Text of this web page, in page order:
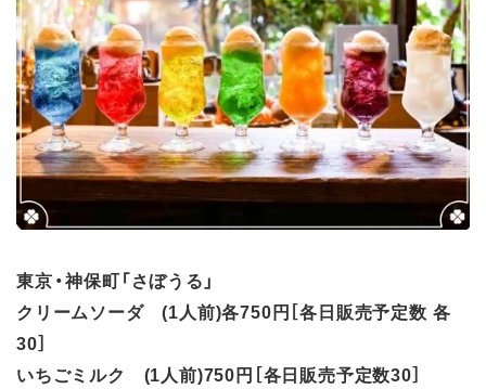
東京・神保町「さぼうる」
クリームソーダ (1人前)各750円［各日販売予定数 各
30］
いちごミルク (1人前)750円［各日販売予定数30］